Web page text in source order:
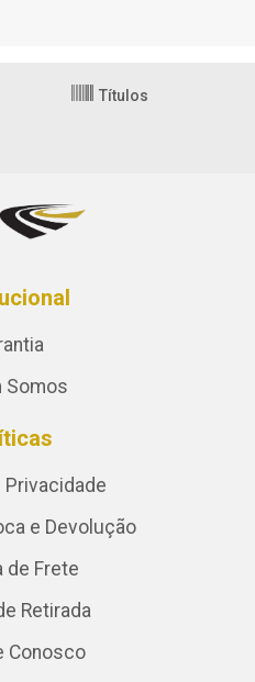
Títulos
Somos
Privacidade
e Devolução
de Frete
Retirada
Conosco